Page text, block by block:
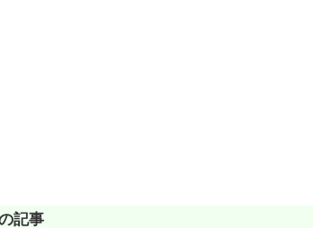
記事